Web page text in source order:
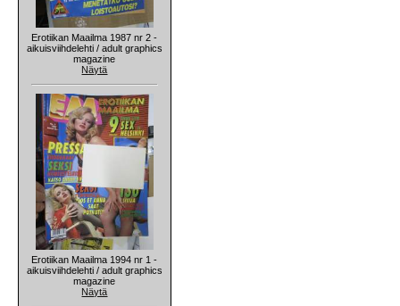
Erotiikan Maailma 1987 nr 2 -
aikuisviihdelehti / adult graphics
magazine
Näytä
Erotiikan Maailma 1994 nr 1 -
aikuisviihdelehti / adult graphics
magazine
Näytä